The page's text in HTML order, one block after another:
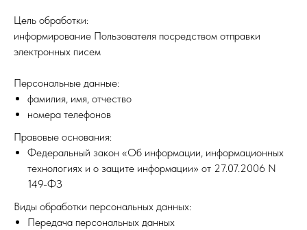
Цель обработки:
информирование Пользователя посредством отправки
электронных писем
Персональные данные:
фамилия, имя, отчество
номера телефонов
Правовые основания:
Федеральный закон «Об информации, информационных
технологиях и о защите информации» от 27.07.2006 N
149-ФЗ
Виды обработки персональных данных:
Передача персональных данных